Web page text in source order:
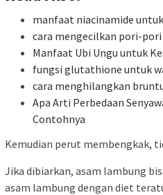
manfaat niacinamide
cara mengecilkan pori-
Manfaat Ubi Ungu untuk
fungsi glutathione untuk
cara menghilangkan
Apa Arti Perbedaan
Contohnya
Kemudian perut membengkak,
Jika dibiarkan, asam lambung
asam lambung dengan diet